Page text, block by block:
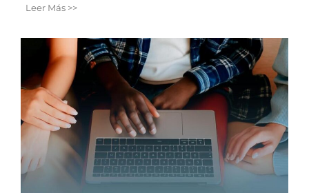
Leer Más >>